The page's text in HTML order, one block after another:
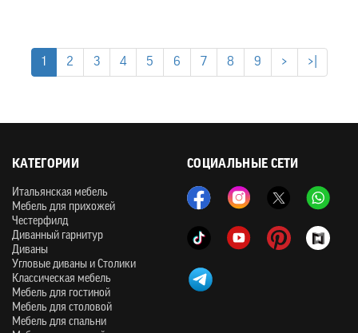
1 2 3 4 5 6 7 8 9 > >|
СОЦИАЛЬНЫЕ СЕТИ
КАТЕГОРИИ
Итальянская мебель
Мебель для прихожей
Честерфилд
Диванный гарнитур
Диваны
Угловые диваны и Столики
Классическая мебель
Мебель для гостиной
Мебель для столовой
Мебель для спальни